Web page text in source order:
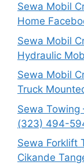
Sewa Mobil
Home
Sewa Mobil
Hydraulic
Sewa Mobil
Truck
Sewa Towing
(323) 494-
Sewa Forklift
Cikande